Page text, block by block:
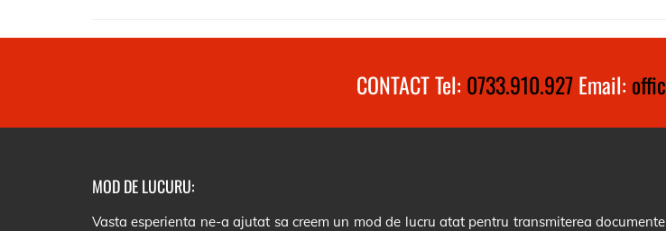
CONTACT Tel: 0733.910.927Email:
MOD DE LUCURU:
Vasta esperienta ne-a ajutat sa creem un mod de lucru atat pentru transmiterea